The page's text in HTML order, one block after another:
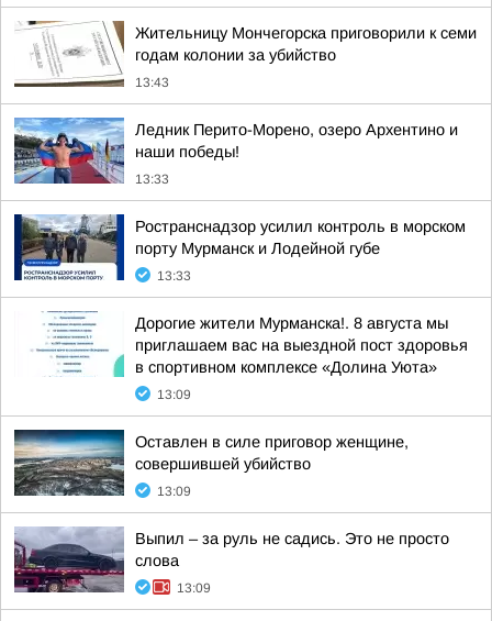
Жительницу Мончегорска приговорили к семи
годам колонии за убийство
13:43
Ледник Перито-Морено, озеро Архентино и
наши победы!
13:33
Ространснадзор усилил контроль в морском
порту Мурманск и Лодейной губе
13:33
Дорогие жители Мурманска!. 8 августа мы
приглашаем вас на выездной пост здоровья
в спортивном комплексе «Долина Уюта»
13:09
Оставлен в силе приговор женщине,
совершившей убийство
13:09
Выпил – за руль не садись. Это не просто
слова
13:09